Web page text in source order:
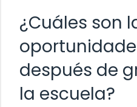
¿Cuáles son
después de
la escuela?